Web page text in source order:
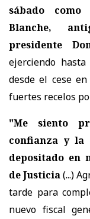
sábado
Blanche,
presidente
ejerciendo
desde el cese
fuertes recelos
"Me siento
confianza y la
depositado en
de Justicia(...)
tarde para
nuevo fiscal